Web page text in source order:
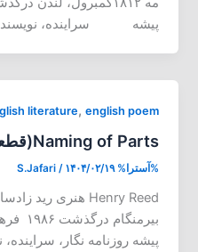
پیشه سراینده،
literature, english poem
Naming of Parts(قطعه‌شناسی)
%آسترا% S.Jafari / ۱۴۰۴/۰۲/۱۹
پیشه روزنامه نگار،